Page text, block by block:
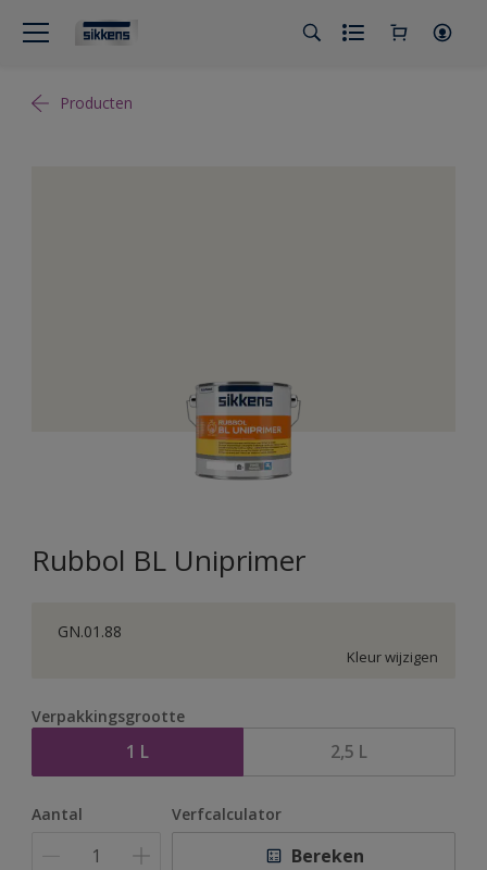
Producten
Rubbol BL Uniprimer
GN.01.88
Kleur wijzigen
Verpakkingsgrootte
1 L 2,5 L
Aantal Verfcalculator
Bereken